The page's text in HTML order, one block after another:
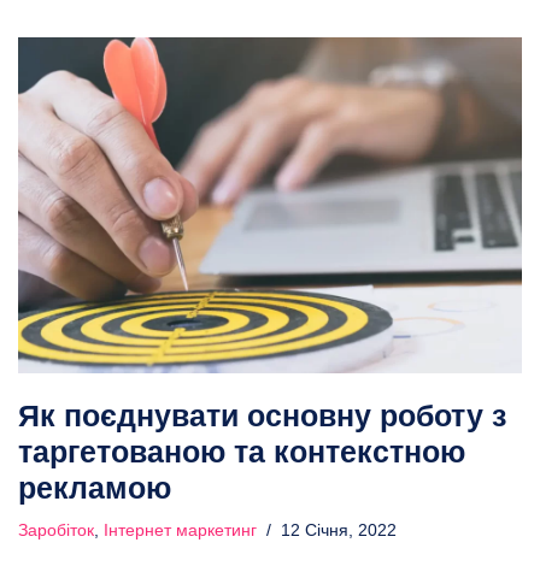
Як поєднувати основну роботу з
таргетованою та контекстною
рекламою
Заробіток Інтернет маркетинг 12 Січня, 2022